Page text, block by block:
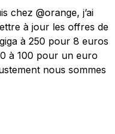
chez @orange, j’ai
à jour les offres de
à 250 pour 8 euros
à 100 pour un euro
nous sommes